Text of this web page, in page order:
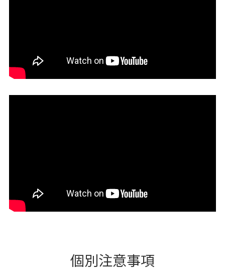
個別注意事項